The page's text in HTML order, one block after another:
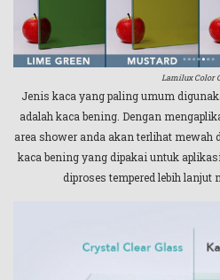
Lamilux Color
Jenis kaca yang paling umum
adalah kaca bening. Dengan
area shower anda akan terlihat mewah
kaca bening yang dipakai untuk
diproses tempered lebih lanjut